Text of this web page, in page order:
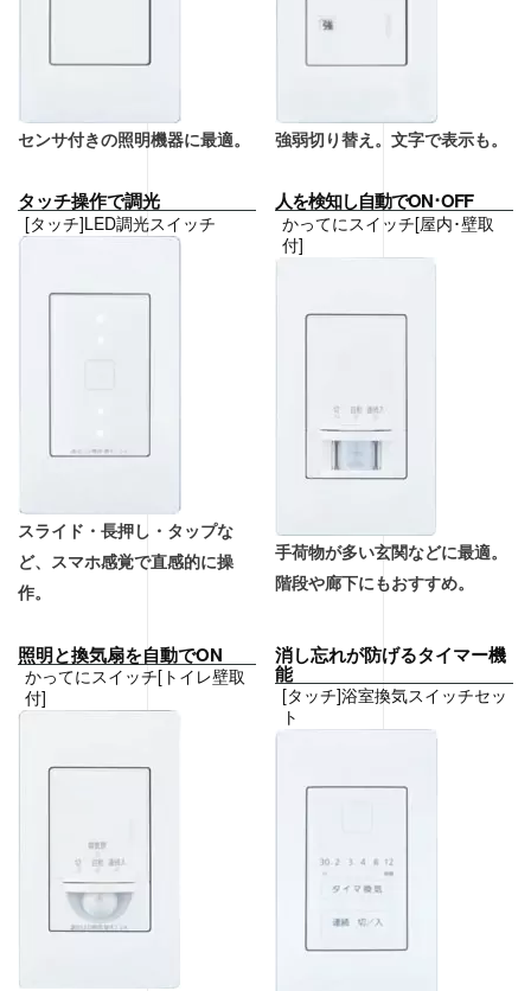
センサ付きの照明機器に最適。 強弱切り替え。文字で表示も。
タッチ操作で調光
[タッチ]LED調光スイッチ
スライド・長押し・タップな
ど、スマホ感覚で直感的に操
作。
人を検知し自動でON･OFF
かってにスイッチ[屋内･壁取
付]
手荷物が多い玄関などに最適。
階段や廊下にもおすすめ。
照明と換気扇を自動でON
かってにスイッチ[トイレ壁取
付]
消し忘れが防げるタイマー機
能
[タッチ]浴室換気スイッチセッ
ト